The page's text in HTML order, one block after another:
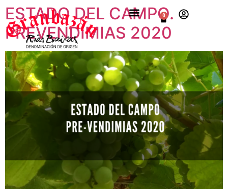
0
ESTADO DEL CAMPO.
PREVENDIMIAS 2020